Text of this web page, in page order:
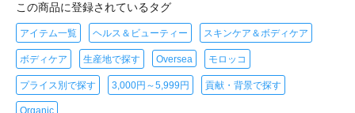
この商品に登録されているタグ
アイテム一覧 ヘルス＆ビューティー スキンケア＆ボディケア
ボディケア 生産地で探す Oversea モロッコ
プライス別で探す 3,000円～5,999円 貢献・背景で探す